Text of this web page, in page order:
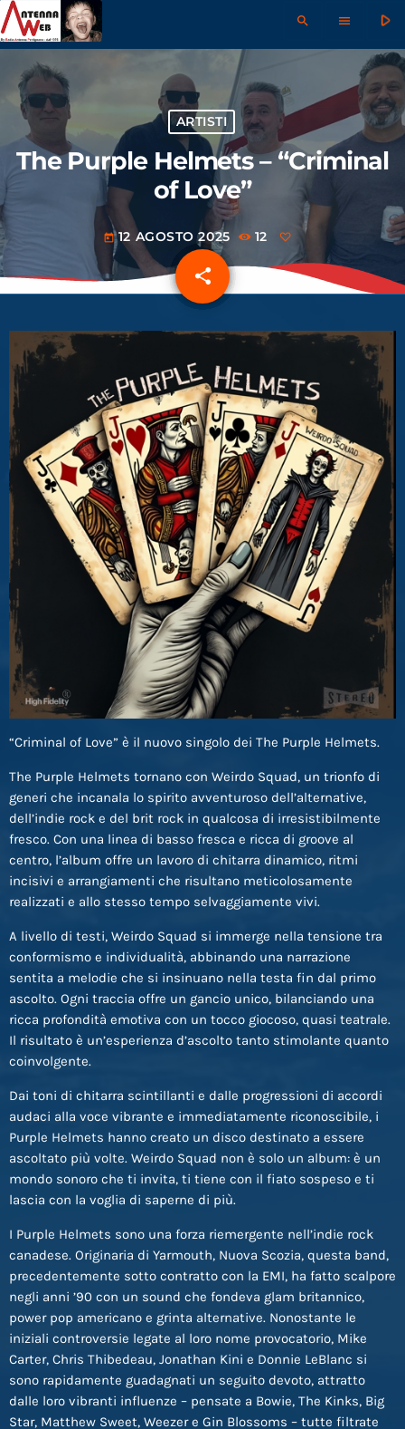
search menu play_arrow
ARTISTI
The Purple Helmets – “Criminal
of Love”
today 12 AGOSTO 2025 12
share
email
“Criminal of Love” è il nuovo singolo dei The Purple Helmets.
The Purple Helmets tornano con Weirdo Squad, un trionfo di
generi che incanala lo spirito avventuroso dell’alternative,
dell’indie rock e del brit rock in qualcosa di irresistibilmente
fresco. Con una linea di basso fresca e ricca di groove al
centro, l’album offre un lavoro di chitarra dinamico, ritmi
incisivi e arrangiamenti che risultano meticolosamente
realizzati e allo stesso tempo selvaggiamente vivi.
A livello di testi, Weirdo Squad si immerge nella tensione tra
conformismo e individualità, abbinando una narrazione
sentita a melodie che si insinuano nella testa fin dal primo
ascolto. Ogni traccia offre un gancio unico, bilanciando una
ricca profondità emotiva con un tocco giocoso, quasi teatrale.
Il risultato è un’esperienza d’ascolto tanto stimolante quanto
coinvolgente.
Dai toni di chitarra scintillanti e dalle progressioni di accordi
audaci alla voce vibrante e immediatamente riconoscibile, i
Purple Helmets hanno creato un disco destinato a essere
ascoltato più volte. Weirdo Squad non è solo un album: è un
mondo sonoro che ti invita, ti tiene con il fiato sospeso e ti
lascia con la voglia di saperne di più.
I Purple Helmets sono una forza riemergente nell’indie rock
canadese. Originaria di Yarmouth, Nuova Scozia, questa band,
precedentemente sotto contratto con la EMI, ha fatto scalpore
negli anni ’90 con un sound che fondeva glam britannico,
power pop americano e grinta alternative. Nonostante le
iniziali controversie legate al loro nome provocatorio, Mike
Carter, Chris Thibedeau, Jonathan Kini e Donnie LeBlanc si
sono rapidamente guadagnati un seguito devoto, attratto
dalle loro vibranti influenze – pensate a Bowie, The Kinks, Big
Star, Matthew Sweet, Weezer e Gin Blossoms – tutte filtrate